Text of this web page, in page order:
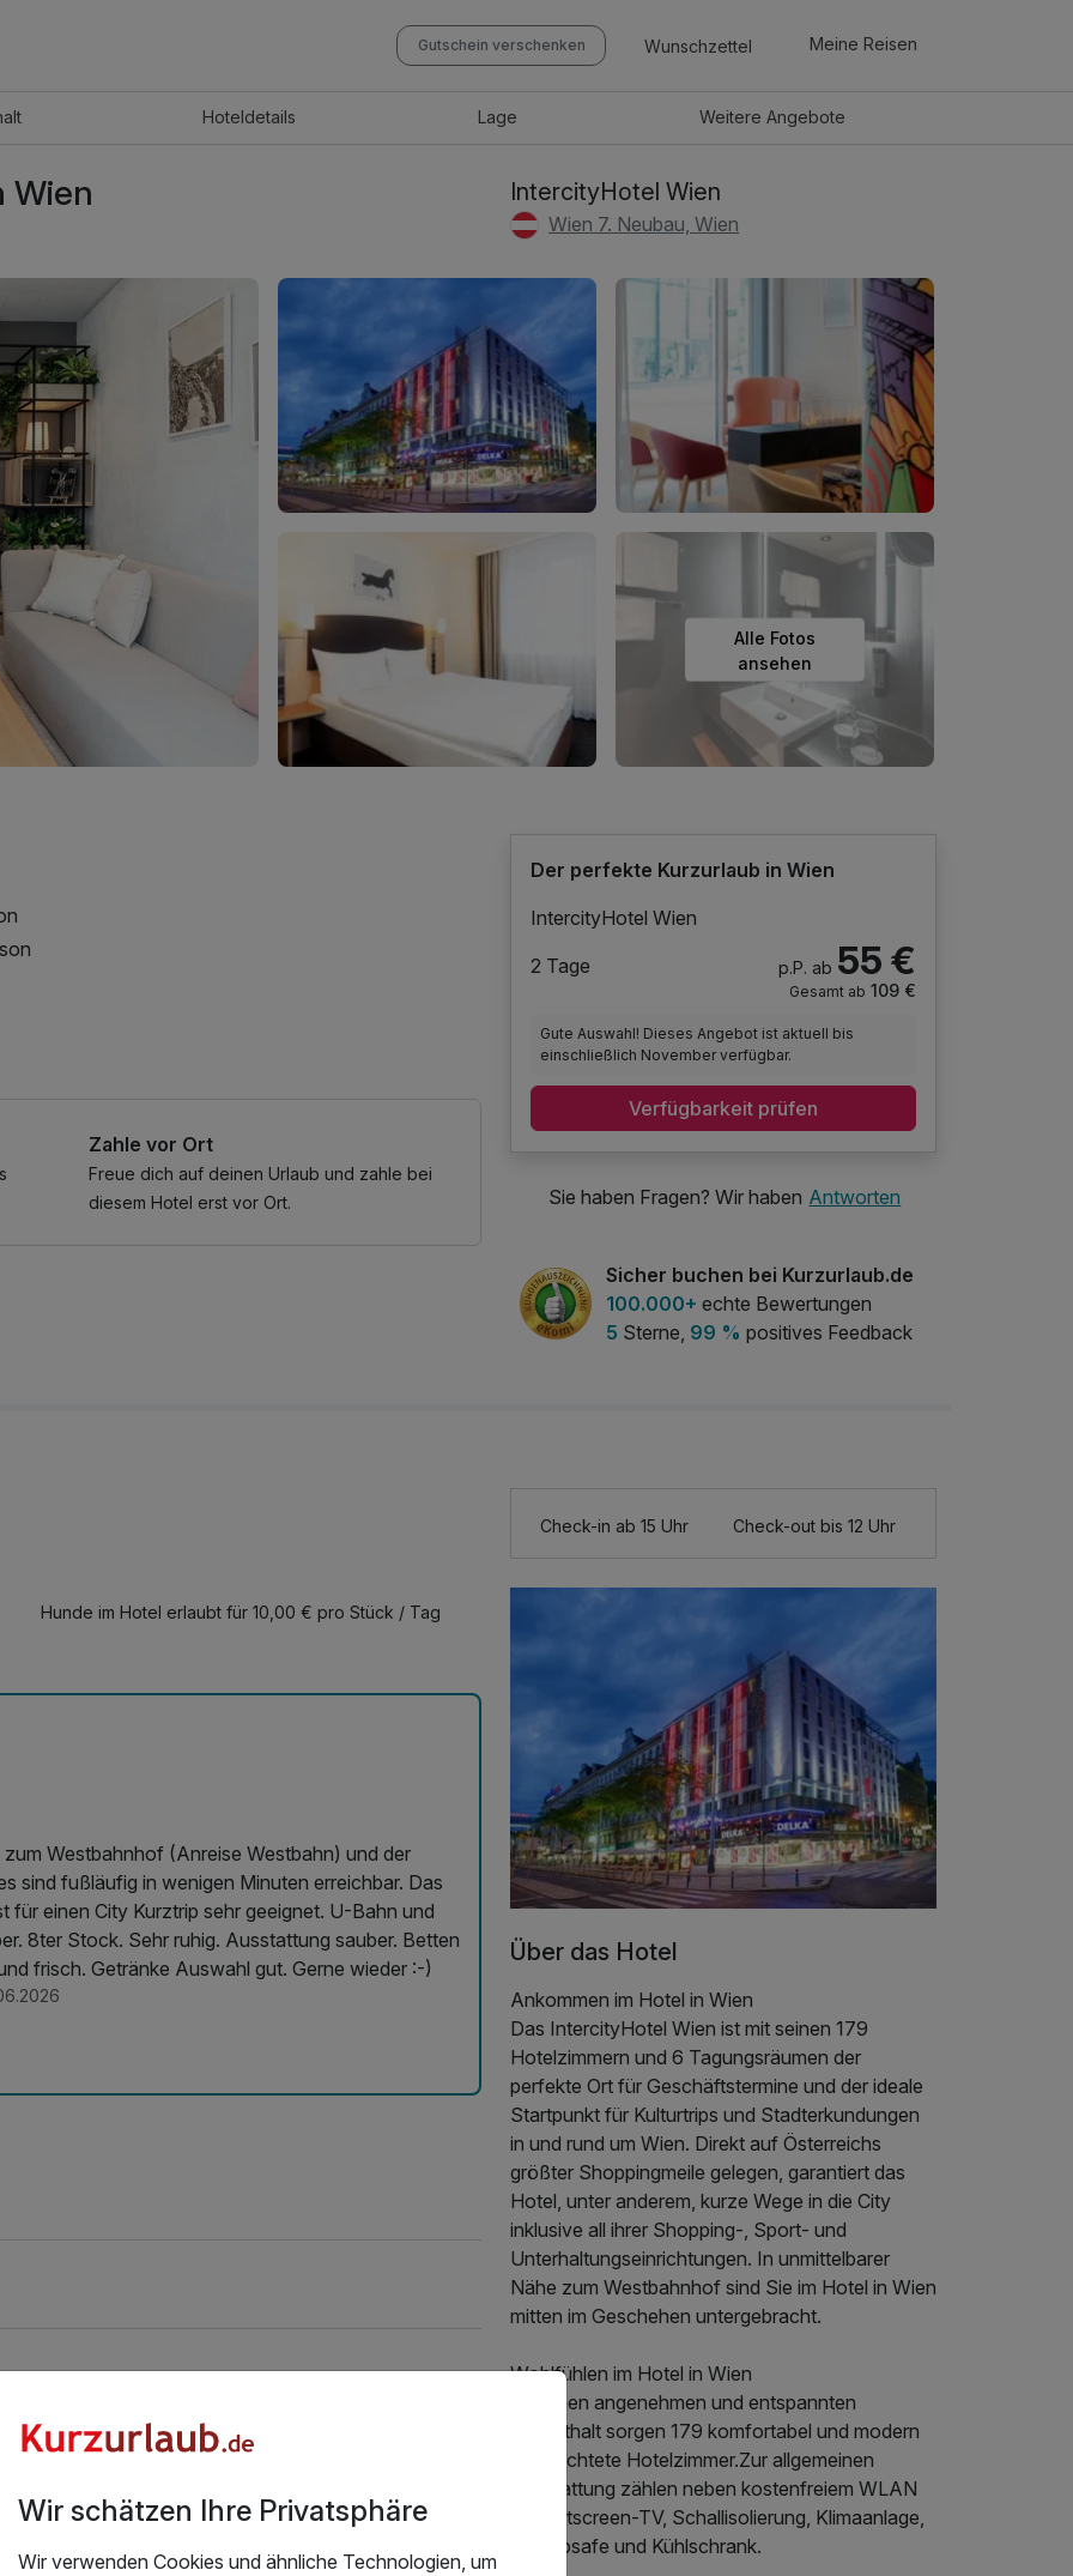
Gutschein verschenken Wunschzettel Meine Reisen
Hoteldetails Lage WeitereAngebote
Wien IntercityHotel Wien
Wien 7. Neubau, Wien
Alle Fotos
ansehen
Zahle vor Ort
Freue dich auf deinen Urlaub und zahle bei
diesem Hotel erst vor Ort.
Der perfekte Kurzurlaub in Wien
IntercityHotel Wien
2 Tage
p.P. ab 55 €
Gesamt ab 109 €
Gute Auswahl! Dieses Angebot ist aktuell bis
einschließlich November verfügbar.
Verfügbarkeit prüfen
Sie haben Fragen? Wir haben Antworten
Sicher buchen bei Kurzurlaub.de
100.000+ echte Bewertungen
5 Sterne, 99 % positives Feedback
Hunde im Hotel erlaubt für 10,00 € pro Stück / Tag
Westbahnhof (Anreise Westbahn) und der
fußläufig in wenigen Minuten erreichbar. Das
für einen City Kurztrip sehr geeignet. U-Bahn und
sehr bequem. Frühstück super ausreichend und frisch. Getränke Auswahl gut. Gerne wieder :-)
Check-in ab 15 Uhr Check-out bis 12 Uhr
Über das Hotel
Ankommen im Hotel in Wien
Das IntercityHotel Wien ist mit seinen 179
Hotelzimmern und 6 Tagungsräumen der
perfekte Ort für Geschäftstermine und der ideale
Startpunkt für Kulturtrips und Stadterkundungen
in und rund um Wien. Direkt auf Österreichs
größter Shoppingmeile gelegen, garantiert das
Hotel, unter anderem, kurze Wege in die City
inklusive all ihrer Shopping-, Sport- und
Unterhaltungseinrichtungen. In unmittelbarer
Nähe zum Westbahnhof sind Sie im Hotel in Wien
mitten im Geschehen untergebracht.
Wohlfühlen im Hotel in Wien
Für einen angenehmen und entspannten
Aufenthalt sorgen 179 komfortabel und modern
eingerichtete Hotelzimmer.Zur allgemeinen
Ausstattung zählen neben kostenfreiem WLAN
ein Flatscreen-TV, Schallisolierung, Klimaanlage,
Laptopsafe und Kühlschrank.
Wir schätzen Ihre Privatsphäre
Wir verwenden Cookies und ähnliche Technologien, um